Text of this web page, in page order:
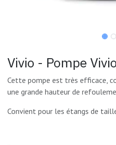
Vivio - Pompe
Cette pompe est très efficace,
une grande hauteur de
Convient pour les étangs de